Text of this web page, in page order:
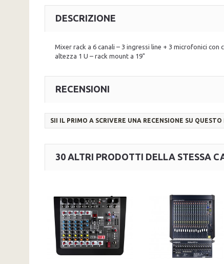
DESCRIZIONE
Mixer rack a 6 canali – 3 ingressi line + 3 microfonici
altezza 1 U – rack mount a 19"
RECENSIONI
SII IL PRIMO A SCRIVERE UNA RECENSIONE SU
30 ALTRI PRODOTTI DELLA STESSA